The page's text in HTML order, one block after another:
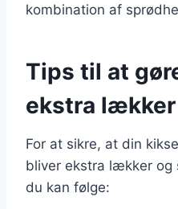
kombination af
Tips til at
ekstra lækker
For at sikre, at din
bliver ekstra lækker og
du kan følge: